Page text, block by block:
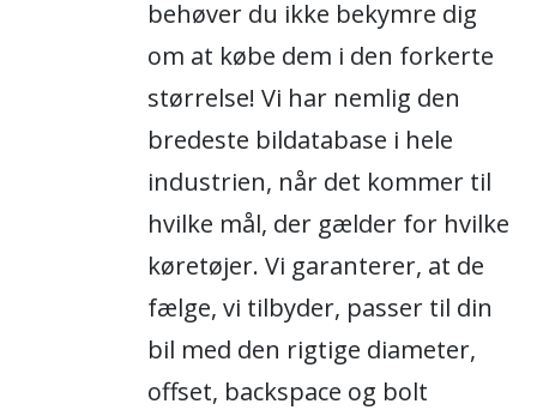
behøver du ikke bekymre dig
om at købe dem i den forkerte
størrelse! Vi har nemlig den
bredeste bildatabase i hele
industrien, når det kommer til
hvilke mål, der gælder for hvilke
køretøjer. Vi garanterer, at de
fælge, vi tilbyder, passer til din
bil med den rigtige diameter,
offset, backspace og bolt